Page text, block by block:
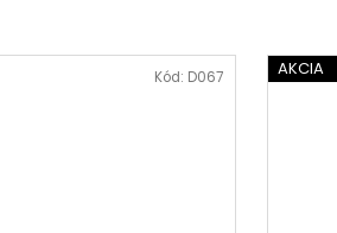
Kód: D067 AKCIA